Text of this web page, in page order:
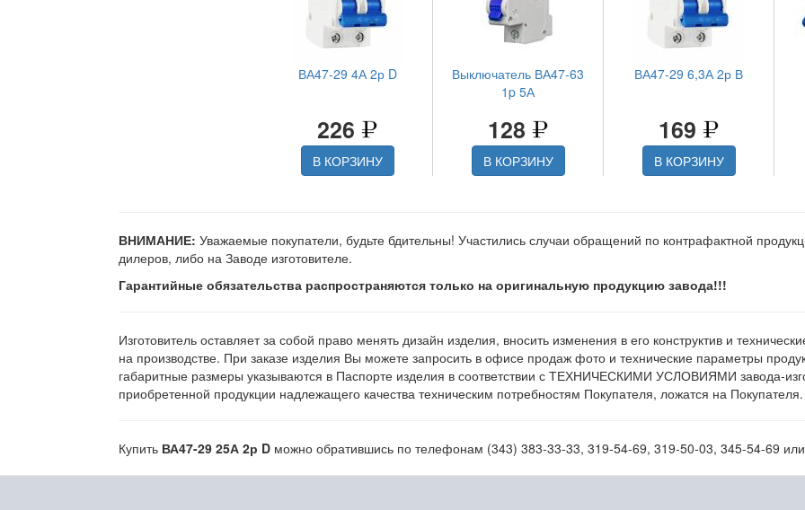
ВА47-29 4А 2р D
226
В КОРЗИНУ
Выключатель ВА47-63
1p 5А
128
В КОРЗИНУ
ВА47-29 6,3А 2р В
169
В КОРЗИНУ
ВНИМАНИЕ: Уважаемые покупатели, будьте бдительны! Участились случаи обращений по контрафактной
дилеров, либо на Заводе изготовителе.
Гарантийные обязательства распространяются только на оригинальную продукцию завода!!!
Изготовитель оставляет за собой право менять дизайн изделия, вносить изменения в его конструктив и
на производстве. При заказе изделия Вы можете запросить в офисе продаж фото и технические параметры
габаритные размеры указываются в Паспорте изделия в соответствии с ТЕХНИЧЕСКИМИ УСЛОВИЯМИ завода-
приобретенной продукции надлежащего качества техническим потребностям Покупателя, ложатся на Покупателя.
Купить ВА47-29 25А 2р D можно обратившись по телефонам (343) 383-33-33, 319-54-69, 319-50-03, 345-54-69